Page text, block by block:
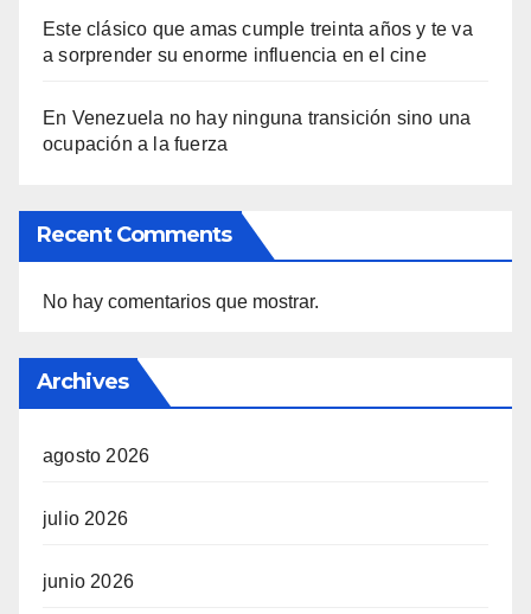
Este clásico que amas cumple treinta años y te va
a sorprender su enorme influencia en el cine
En Venezuela no hay ninguna transición sino una
ocupación a la fuerza
Recent Comments
No hay comentarios que mostrar.
Archives
agosto 2026
julio 2026
junio 2026